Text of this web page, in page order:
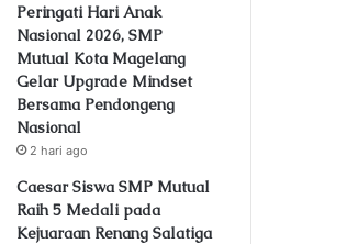
Peringati Hari Anak
Nasional 2026, SMP
Mutual Kota Magelang
Gelar Upgrade Mindset
Bersama Pendongeng
Nasional
2 hari ago
Caesar Siswa SMP Mutual
Raih 5 Medali pada
Kejuaraan Renang Salatiga